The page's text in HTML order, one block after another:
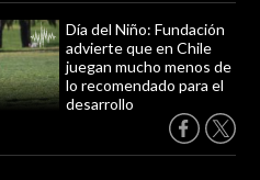
Día del Niño: Fundación
advierte que en Chile
juegan mucho menos de
lo recomendado para el
desarrollo